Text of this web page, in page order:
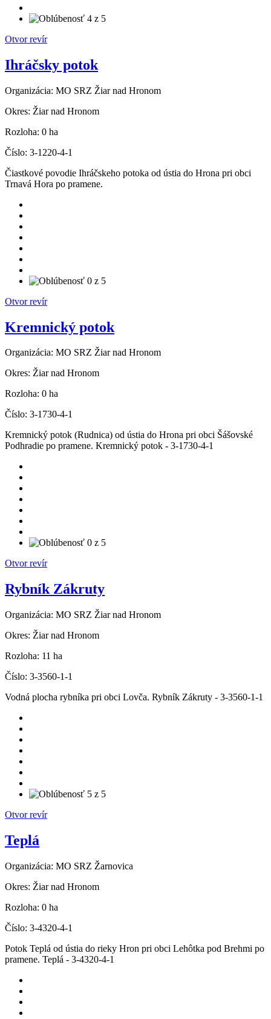
Otvor revír
Ihráčsky potok
Organizácia: MO SRZ Žiar nad Hronom
Okres: Žiar nad Hronom
Rozloha: 0 ha
Číslo: 3-1220-4-1
Čiastkové povodie Ihráčskeho potoka od ústia do Hrona pri obci
Trnavá Hora po pramene.
Otvor revír
Kremnický potok
Organizácia: MO SRZ Žiar nad Hronom
Okres: Žiar nad Hronom
Rozloha: 0 ha
Číslo: 3-1730-4-1
Kremnický potok (Rudnica) od ústia do Hrona pri obci Šášovské
Podhradie po pramene. Kremnický potok - 3-1730-4-1
Otvor revír
Rybník Zákruty
Organizácia: MO SRZ Žiar nad Hronom
Okres: Žiar nad Hronom
Rozloha: 11 ha
Číslo: 3-3560-1-1
Vodná plocha rybníka pri obci Lovča. Rybník Zákruty - 3-3560-1-1
Otvor revír
Teplá
Organizácia: MO SRZ Žarnovica
Okres: Žiar nad Hronom
Rozloha: 0 ha
Číslo: 3-4320-4-1
Potok Teplá od ústia do rieky Hron pri obci Lehôtka pod Brehmi po
pramene. Teplá - 3-4320-4-1